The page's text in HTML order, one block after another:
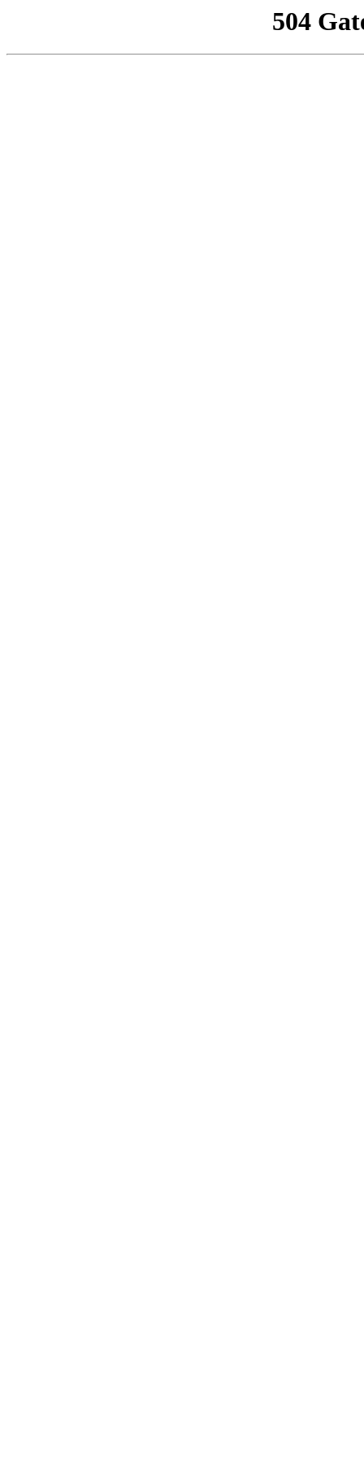
504